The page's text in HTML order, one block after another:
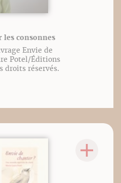
les consonnes
Envie de
Potel/Éditions
droits réservés.